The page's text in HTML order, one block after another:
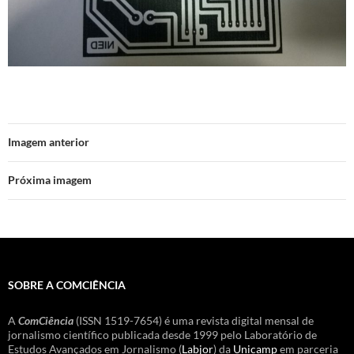
Imagem anterior
Próxima imagem
SOBRE A COMCIÊNCIA
A ComCiência (ISSN 1519-7654) é uma revista digital mensal de
jornalismo científico publicada desde 1999 pelo Laboratório de
Estudos Avançados em Jornalismo (Labjor) da Unicampem parceria